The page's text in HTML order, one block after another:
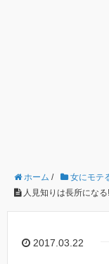
ホーム / 女にモテ
人見知りは長所にな
2017.03.22